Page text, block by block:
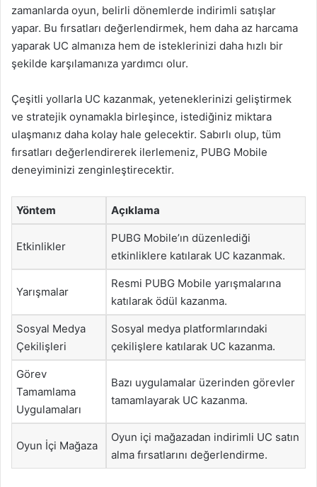
zamanlarda oyun, belirli dönemlerde indirimli satışlar
yapar. Bu fırsatları değerlendirmek, hem daha az harcama
yaparak UC almanıza hem de isteklerinizi daha hızlı bir
şekilde karşılamanıza yardımcı olur.
Çeşitli yollarla UC kazanmak, yeteneklerinizi geliştirmek
ve stratejik oynamakla birleşince, istediğiniz miktara
ulaşmanız daha kolay hale gelecektir. Sabırlı olup, tüm
fırsatları değerlendirerek ilerlemeniz, PUBG Mobile
deneyiminizi zenginleştirecektir.
Yöntem Açıklama
Etkinlikler
PUBG Mobile’ın düzenlediği
etkinliklere katılarak UC kazanmak.
Yarışmalar
Resmi PUBG Mobile yarışmalarına
katılarak ödül kazanma.
Sosyal Medya
Çekilişleri
Sosyal medya platformlarındaki
çekilişlere katılarak UC kazanma.
Görev
Tamamlama
Uygulamaları
Bazı uygulamalar üzerinden görevler
tamamlayarak UC kazanma.
Oyun İçi Mağaza
Oyun içi mağazadan indirimli UC satın
alma fırsatlarını değerlendirme.